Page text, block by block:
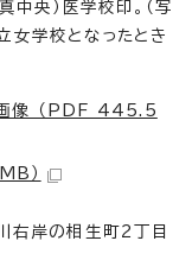
中央）医学校印。（写
女学校となったとき
像 （PDF 445.5
）
右岸の相生町2丁目